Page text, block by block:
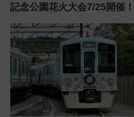
記念公園花火大会7/25開催！
混雑に要注意、その理由は